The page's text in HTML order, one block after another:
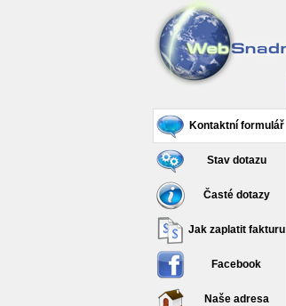
Kontaktní formulář
Stav dotazu
Časté dotazy
Jak zaplatit fakturu
Facebook
Naše adresa